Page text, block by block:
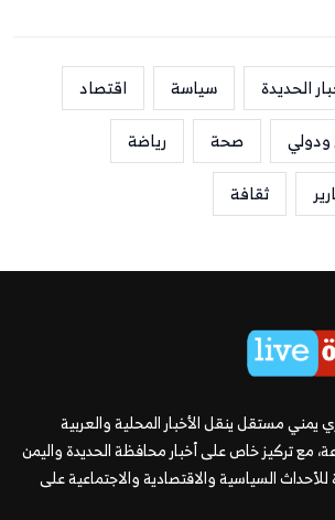
الحديدة سياسة
اقتصاد
ودولي صحة
رياضة
ثقافة
يمني مستقل ينقل الأخبار المحلية والعربية
مع تركيز خاص على أخبار محافظة الحديدة واليمن
السياسية والاقتصادية والاجتماعية على